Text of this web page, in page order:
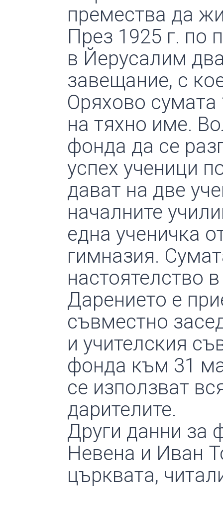
премества да
През 1925 г. по
в Йерусалим
завещание, с
Оряхово
на тяхно име.
фонда да се
успех ученици
дават на две
началните
една ученичка
гимназия.
настоятелство
Дарението е
съвместно
и учителския
фонда към 31
се използват
дарителите.
Други данни за
Невена и Иван
църквата,